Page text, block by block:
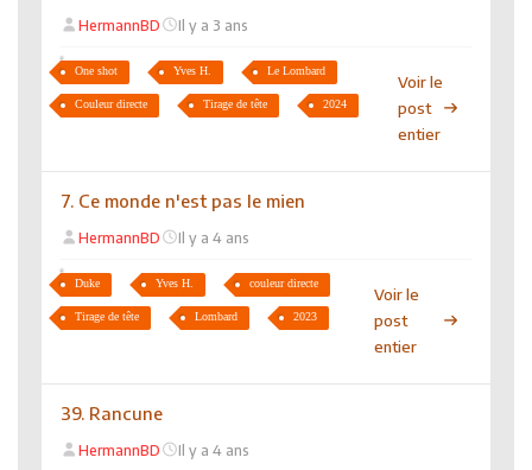
HermannBD Il y a 3 ans
One shot Yves H. Le Lombard
Couleur directe Tirage de tête 2024
Voir le
post
entier
7. Ce monde n'est pas le mien
HermannBD Il y a 4 ans
Duke Yves H. couleur directe
Tirage de tête Lombard 2023
Voir le
post
entier
39. Rancune
HermannBD Il y a 4 ans